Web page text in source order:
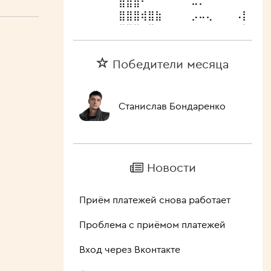
⣿⣿⣿⣧⠀⠀⠀⠀⠀⠀⠀⠈
ГОЛОС ЗА
сериалов
мы летаем
2020 гг.
Хороший
ГОЛОС ЗА
Крэнстон)
Победители месяца
Станислав Бондаренко
Новости
Приём платежей снова работает
Проблема с приёмом платежей
Вход через Вконтакте